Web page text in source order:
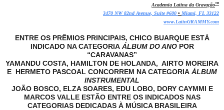
Academia Latina da Gravação™
3470 NW 82nd Avenue, Suite #600 • Miami, FL 33122
www.LatinGRAMMY.com
ENTRE OS PRÊMIOS PRINCIPAIS, CHICO BUARQUE ESTÁ
INDICADO NA CATEGORIA ÁLBUM DO ANO POR
“CARAVANAS”
YAMANDU COSTA, HAMILTON DE HOLANDA, AIRTO MOREIRA
E HERMETO PASCOAL CONCORREM NA CATEGORIA ÁLBUM
INSTRUMENTAL
JOÃO BOSCO, ELZA SOARES, EDU LOBO, DORY CAYMMI E
MARCOS VALLE ESTÃO ENTRE OS INDICADOS NAS
CATEGORIAS DEDICADAS À MÚSICA BRASILEIRA